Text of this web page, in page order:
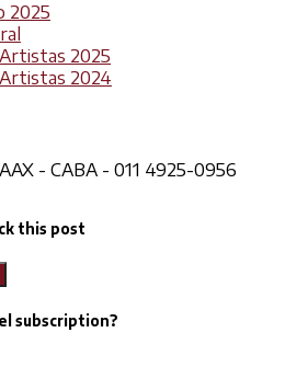
2025
2025
2024
- CABA - 011 4925-0956
this post
subscription?